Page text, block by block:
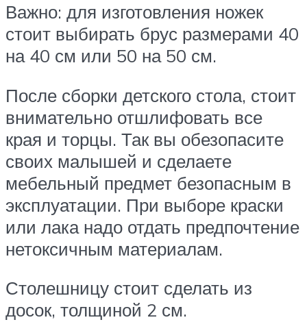
Важно: для изготовления ножек
стоит выбирать брус размерами 40
на 40 см или 50 на 50 см.
После сборки детского стола, стоит
внимательно отшлифовать все
края и торцы. Так вы обезопасите
своих малышей и сделаете
мебельный предмет безопасным в
эксплуатации. При выборе краски
или лака надо отдать предпочтение
нетоксичным материалам.
Столешницу стоит сделать из
досок, толщиной 2 см.